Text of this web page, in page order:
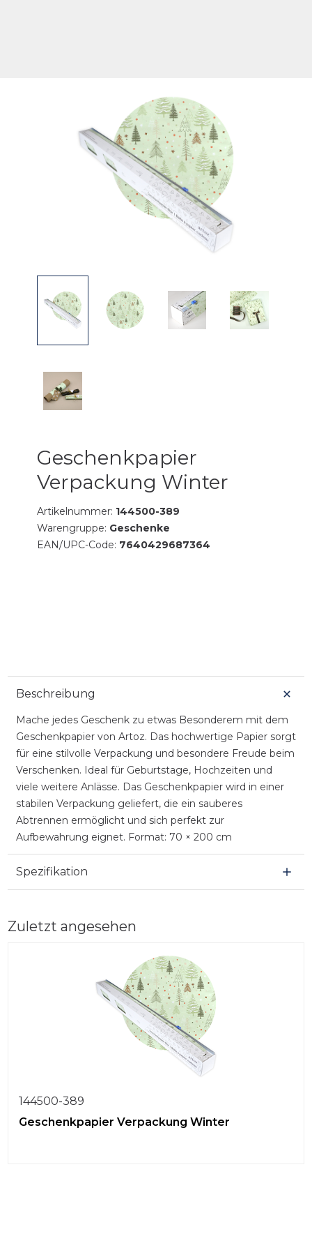
Geschenkpapier
Verpackung Winter
Artikelnummer: 144500-389
Warengruppe: Geschenke
EAN/UPC-Code: 7640429687364
Beschreibung
Mache jedes Geschenk zu etwas Besonderem mit dem
Geschenkpapier von Artoz. Das hochwertige Papier sorgt
für eine stilvolle Verpackung und besondere Freude beim
Verschenken. Ideal für Geburtstage, Hochzeiten und
viele weitere Anlässe. Das Geschenkpapier wird in einer
stabilen Verpackung geliefert, die ein sauberes
Abtrennen ermöglicht und sich perfekt zur
Aufbewahrung eignet. Format: 70 × 200 cm
Spezifikation
Zuletzt angesehen
144500-389
Geschenkpapier Verpackung Winter